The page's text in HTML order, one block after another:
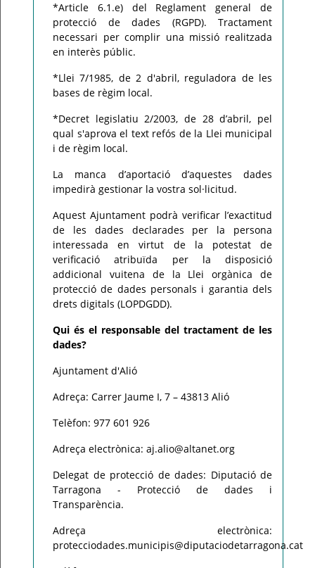
*Article 6.1.e) del Reglament general de
protecció de dades (RGPD). Tractament
necessari per complir una missió realitzada
en interès públic.
*Llei 7/1985, de 2 d'abril, reguladora de les
bases de règim local.
*Decret legislatiu 2/2003, de 28 d’abril, pel
qual s'aprova el text refós de la Llei municipal
i de règim local.
La manca d’aportació d’aquestes dades
impedirà gestionar la vostra sol·licitud.
Aquest Ajuntament podrà verificar l’exactitud
de les dades declarades per la persona
interessada en virtut de la potestat de
verificació atribuïda per la disposició
addicional vuitena de la Llei orgànica de
protecció de dades personals i garantia dels
drets digitals (LOPDGDD).
Qui és el responsable del tractament de les
dades?
Ajuntament d'Alió
Adreça: Carrer Jaume I, 7 – 43813 Alió
Telèfon: 977 601 926
Adreça electrònica: aj.alio@altanet.org
Delegat de protecció de dades: Diputació de
Tarragona - Protecció de dades i
Transparència.
Adreça electrònica:
protecciodades.municipis@diputaciodetarragona.cat